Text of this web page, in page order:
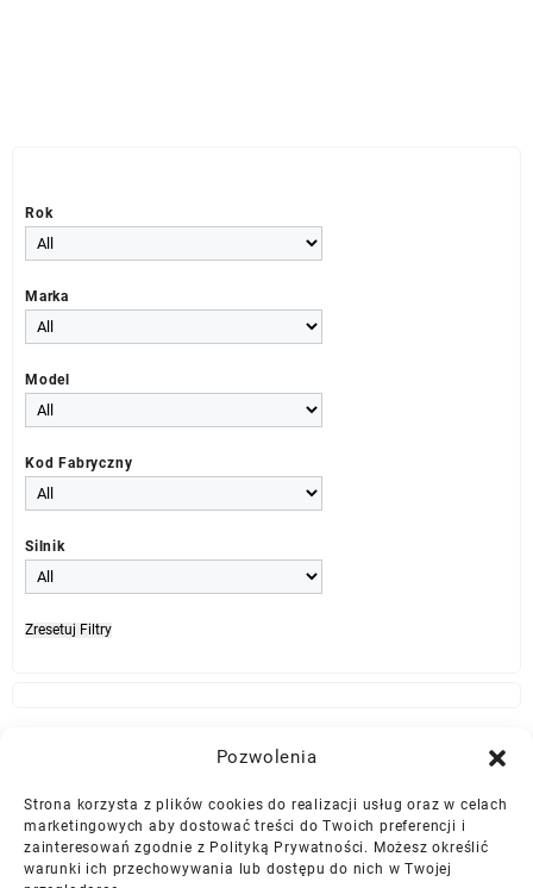
Pozwolenia
Strona korzysta z plików cookies do realizacji usług oraz w celach
marketingowych aby dostować treści do Twoich preferencji i
zainteresowań zgodnie z Polityką Prywatności. Możesz określić
warunki ich przechowywania lub dostępu do nich w Twojej
Rok
Marka
Model
Kod Fabryczny
Silnik
Zresetuj Filtry
Najlepszej Jakości Części Samochodowe z Gwarancją Dożywotnią!*
Gwarancja i Zwroty
Polityka Prywatności